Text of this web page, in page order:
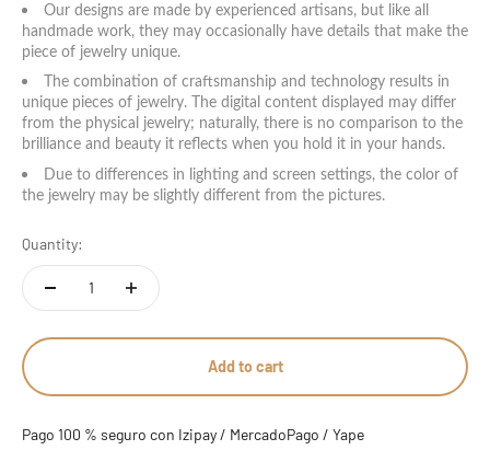
14 estándar - 7 americana
15 estándar
16 estándar
17 estándar - 8 americana
19 estándar
22 estándar - 10 americana
Our designs are made by experienced artisans, but like all
handmade work, they may occasionally have details that make the
piece of jewelry unique.
The combination of craftsmanship and technology results in
unique pieces of jewelry. The digital content displayed may differ
from the physical jewelry; naturally, there is no comparison to the
brilliance and beauty it reflects when you hold it in your hands.
Due to differences in lighting and screen settings, the color of
the jewelry may be slightly different from the pictures.
Quantity:
Add to cart
Pago 100 % seguro con Izipay / MercadoPago / Yape